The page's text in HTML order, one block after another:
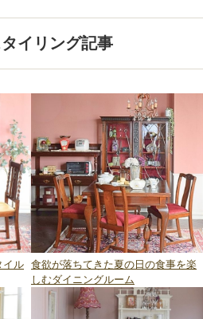
イリング記事
イル 食欲が落ちてきた夏の日の食事を楽
しむダイニングルーム